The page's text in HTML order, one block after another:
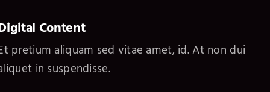
Content
pretium aliquam sed vitae amet, id. At non dui
in suspendisse.